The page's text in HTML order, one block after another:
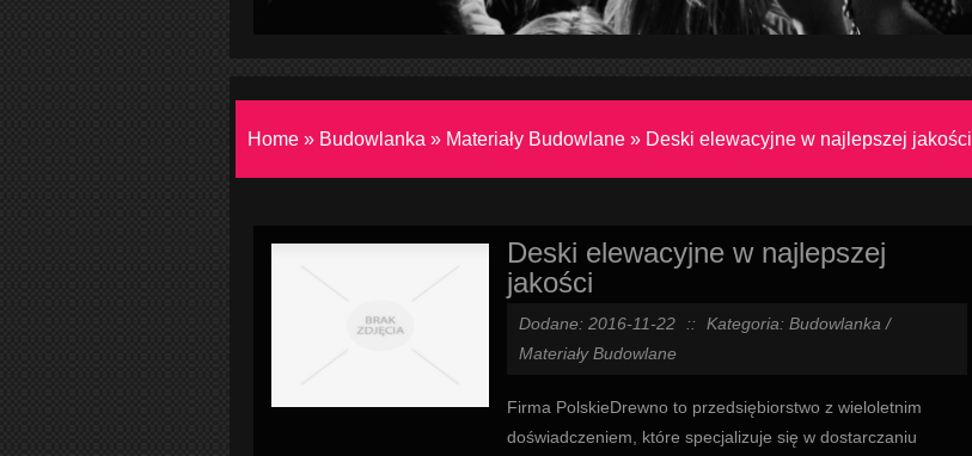
Home » Budowlanka » Materiały Budowlane » Deski elewacyjne w najlepszej jakości
Deski elewacyjne w najlepszej
jakości
Dodane: 2016-11-22 ::
Kategoria: Budowlanka /
Materiały Budowlane
Firma PolskieDrewno to przedsiębiorstwo z wieloletnim
doświadczeniem, które specjalizuje się w dostarczaniu